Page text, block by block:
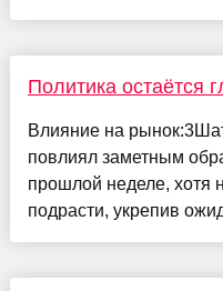
Политика остаётся
Влияние на
повлиял заметным
прошлой неделе, хотя
подрасти, укрепив